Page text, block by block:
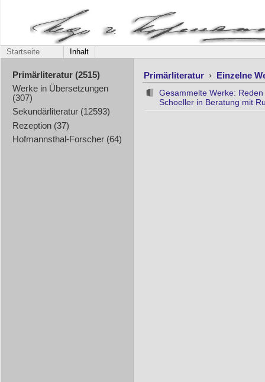
Startseite Inhalt
Primärliteratur (2515)
Werke in Übersetzungen
(307)
Sekundärliteratur (12593)
Rezeption (37)
Hofmannsthal-Forscher (64)
Primärliteratur › Einzelne
Gesammelte Werke:
Schoeller in Beratung mit